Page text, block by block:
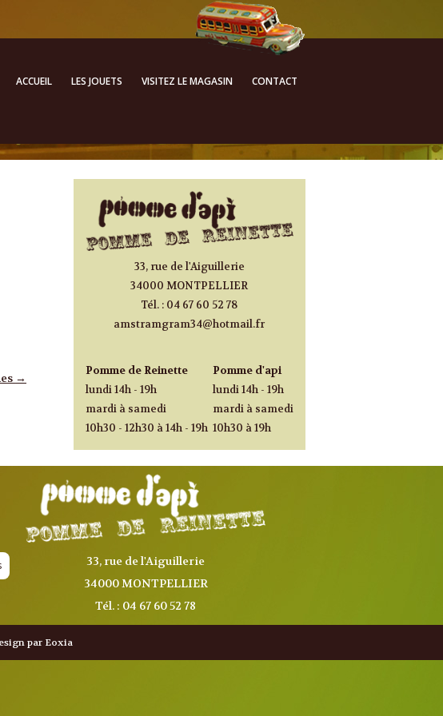
ACCUEIL LES JOUETS VISITEZ LE MAGASIN CONTACT
→
33, rue de l'Aiguillerie
34000 MONTPELLIER
Tél. : 04 67 60 52 78
amstramgram34@hotmail.fr
Pomme de Reinette
lundi 14h - 19h
mardi à samedi
10h30 - 12h30 à 14h - 19h
Pomme d'api
lundi 14h - 19h
mardi à samedi
10h30 à 19h
33, rue de l'Aiguillerie
34000 MONTPELLIER
Tél. : 04 67 60 52 78
par Eoxia